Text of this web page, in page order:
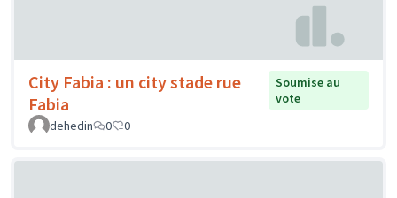
City Fabia : un city stade rue
Fabia
Soumise au
vote
dehedin
0 0